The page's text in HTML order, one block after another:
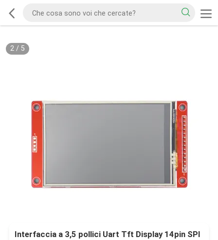
2/ 5
Interfaccia a 3,5 pollici Uart Tft Display 14pin SPI